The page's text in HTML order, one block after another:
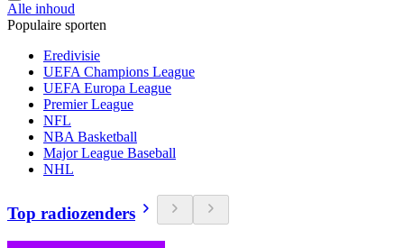
Alle inhoud
Populaire sporten
Eredivisie
UEFA Champions League
UEFA Europa League
Premier League
NFL
NBA Basketball
Major League Baseball
NHL
Top radiozenders